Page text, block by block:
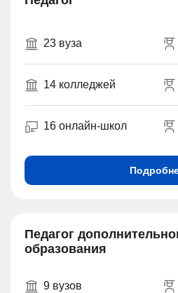
23 вуза
14 колледжей
16 онлайн-школ
Педагог
образования
9 вузов